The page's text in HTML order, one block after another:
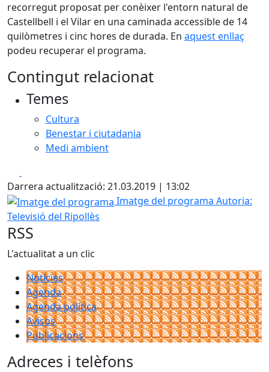
recorregut proposat per conèixer l'entorn natural de
Castellbell i el Vilar en una caminada accessible de 14
quilòmetres i cinc hores de durada. En aquest enllaç
podeu recuperar el programa.
Contingut relacionat
Temes
Cultura
Benestar i ciutadania
Medi ambient
Darrera actualització: 21.03.2019 | 13:02
Imatge del programa
Imatge del programa Autoria:
Televisió del Ripollès
RSS
L'actualitat a un clic
Notícies
Agenda
Agenda política
Avisos
Publicacions
Adreces i telèfons